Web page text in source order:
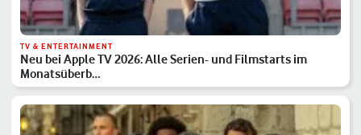
TV & ENTERTAINMENT
Neu bei Apple TV 2026: Alle Serien- und Filmstarts im
Monatsüberb…